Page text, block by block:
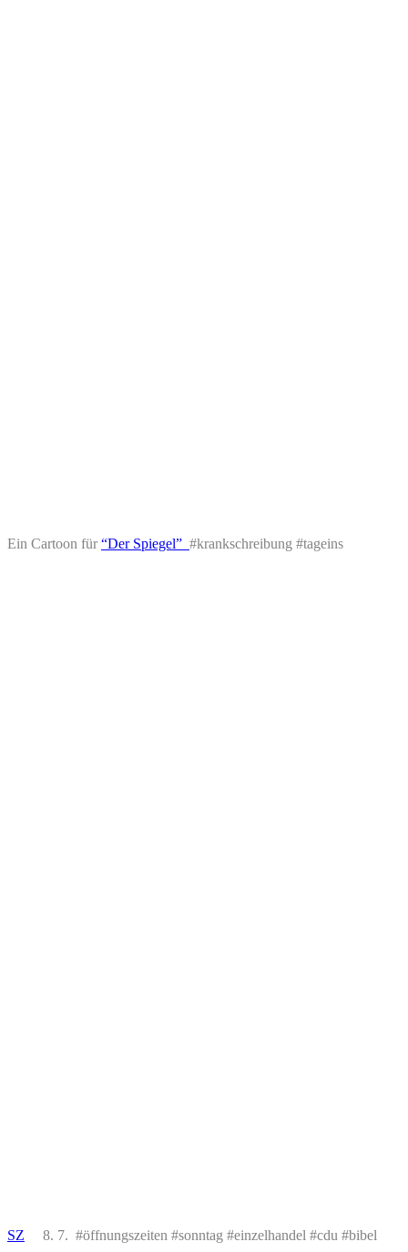
Ein Cartoon für “Der Spiegel” #krankschreibung #tageins
SZ 8. 7. #öffnungszeiten #sonntag #einzelhandel #cdu #bibel